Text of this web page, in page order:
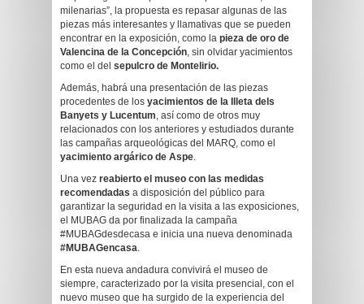
milenarias”, la propuesta es repasar algunas de las
piezas más interesantes y llamativas que se pueden
encontrar en la exposición, como la pieza de oro de
Valencina de la Concepción, sin olvidar yacimientos
como el del sepulcro de Montelirio.
Además, habrá una presentación de las piezas
procedentes de los yacimientos de la Illeta dels
Banyets y Lucentum, así como de otros muy
relacionados con los anteriores y estudiados durante
las campañas arqueológicas del MARQ, como el
yacimiento argárico de Aspe.
Una vez reabierto el museo con las medidas
recomendadas a disposición del público para
garantizar la seguridad en la visita a las exposiciones,
el MUBAG da por finalizada la campaña
#MUBAGdesdecasa e inicia una nueva denominada
#MUBAGencasa.
En esta nueva andadura convivirá el museo de
siempre, caracterizado por la visita presencial, con el
nuevo museo que ha surgido de la experiencia del